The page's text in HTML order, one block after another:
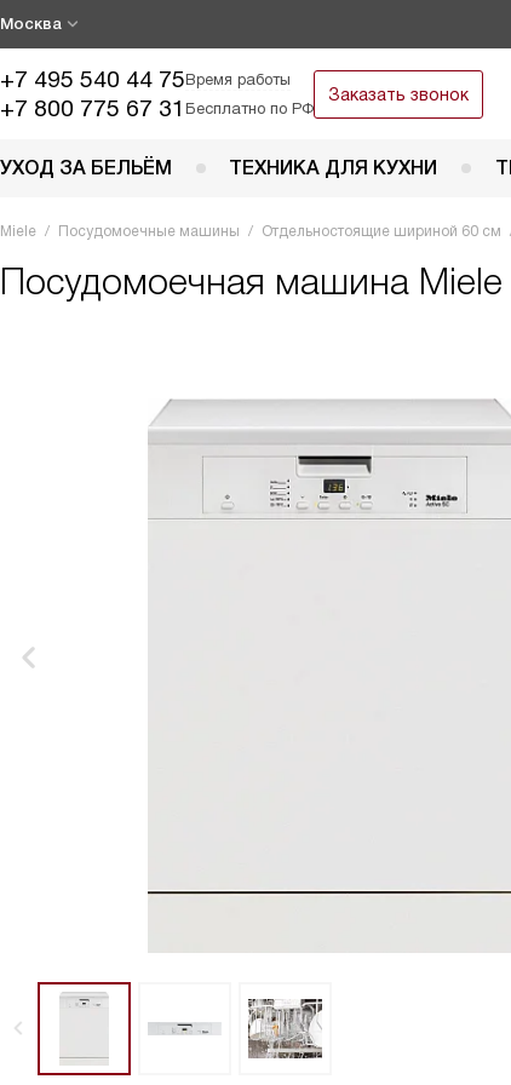
Москва
+7 495 540 44 75Время работы
+7 800 775 67 31 Бесплатно по РФ
Заказать звонок
УХОД ЗА БЕЛЬЁМ ТЕХНИКА ДЛЯ КУХНИ
Miele Посудомоечные машины Отдельностоящие шириной 60 см
Посудомоечная машина